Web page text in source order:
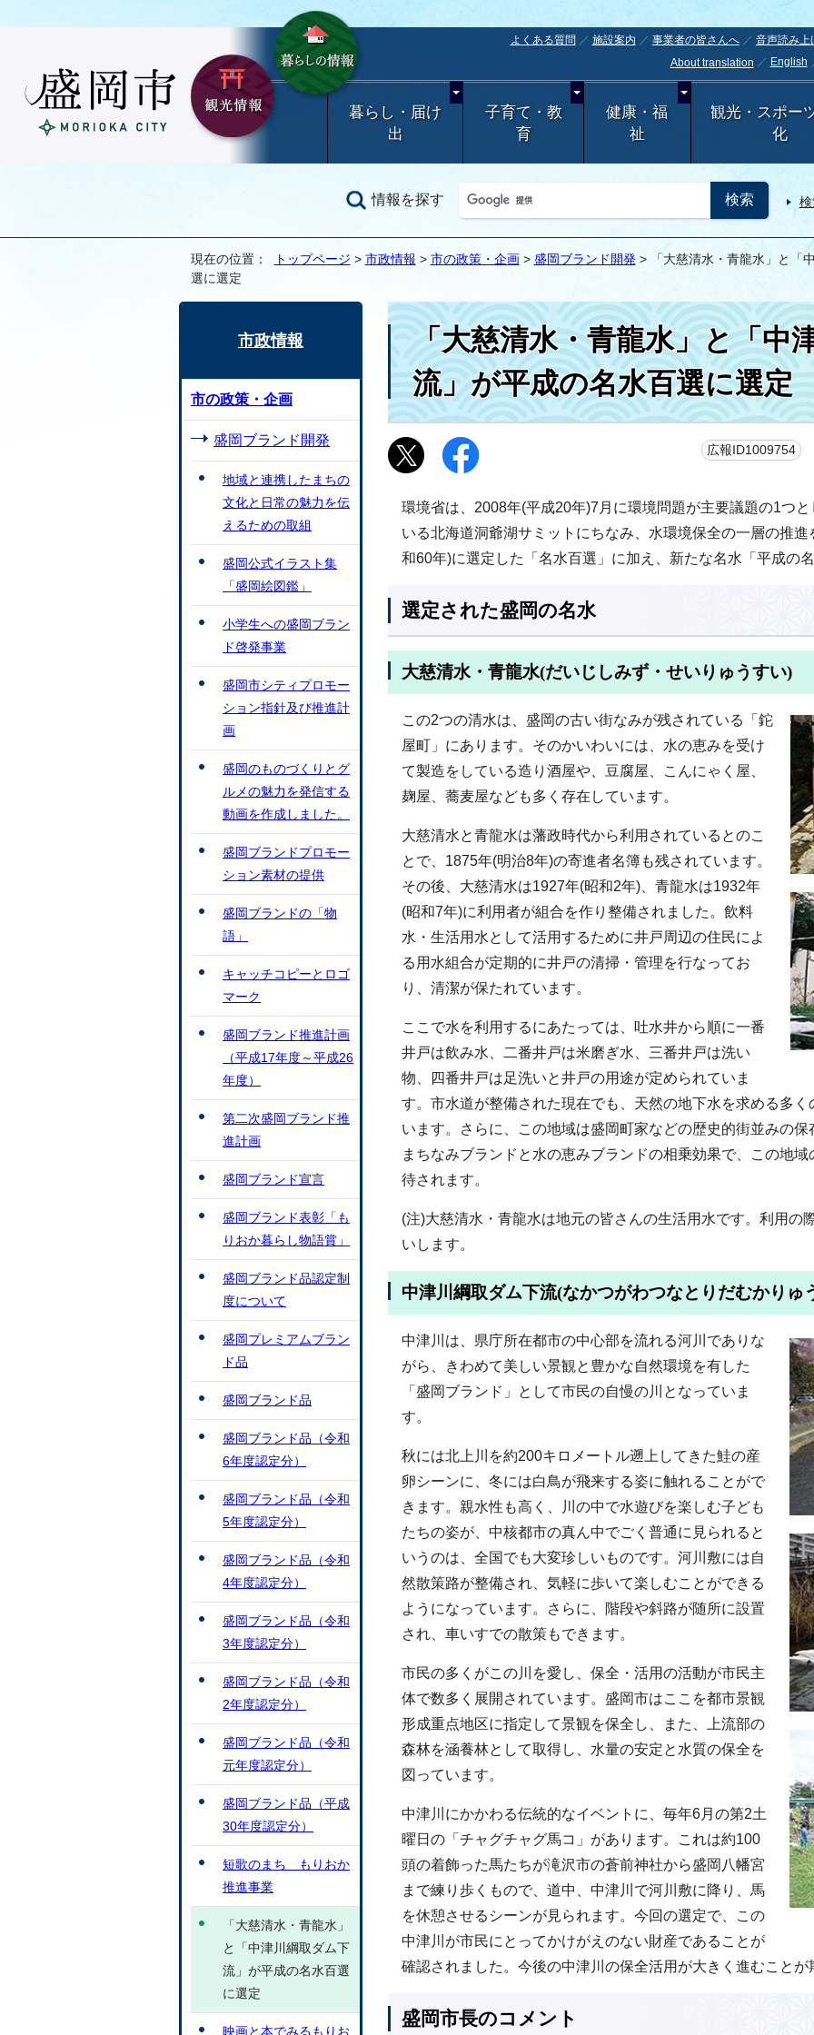
よくある質問 施設案内 事業者の皆さんへ
音声読み上
About translation
English
暮らし・届け
出
子育て・教
育
健康・福
祉
観光・スポー
化
情報を探す
現在の位置： トップページ > 市政情報 > 市の政策・企画> 盛岡ブランド開発 > 「大慈清水・青龍水」と「
選に選定
「大慈清水・青龍水」と「中
流」が平成の名水百選に選定
広報ID1009754
環境省は、2008年(平成20年)7月に環境問題が主要議題の1つ
いる北海道洞爺湖サミットにちなみ、水環境保全の一層の推
和60年)に選定した「名水百選」に加え、新たな名水「平成の
選定された盛岡の名水
大慈清水・青龍水(だいじしみず・せいりゅうすい)
この2つの清水は、盛岡の古い街なみが残されている「鉈
屋町」にあります。そのかいわいには、水の恵みを受け
て製造をしている造り酒屋や、豆腐屋、こんにゃく屋、
麹屋、蕎麦屋なども多く存在しています。
大慈清水と青龍水は藩政時代から利用されているとのこ
とで、1875年(明治8年)の寄進者名簿も残されています。
その後、大慈清水は1927年(昭和2年)、青龍水は1932年
(昭和7年)に利用者が組合を作り整備されました。飲料
水・生活用水として活用するために井戸周辺の住民によ
る用水組合が定期的に井戸の清掃・管理を行なってお
り、清潔が保たれています。
ここで水を利用するにあたっては、吐水井から順に一番
井戸は飲み水、二番井戸は米磨ぎ水、三番井戸は洗い
物、四番井戸は足洗いと井戸の用途が定められていま
す。市水道が整備された現在でも、天然の地下水を求める多
います。さらに、この地域は盛岡町家などの歴史的街並みの
まちなみブランドと水の恵みブランドの相乗効果で、この地
待されます。
(注)大慈清水・青龍水は地元の皆さんの生活用水です。利用の
いします。
中津川綱取ダム下流(なかつがわつなとりだむかりゅ
中津川は、県庁所在都市の中心部を流れる河川でありな
がら、きわめて美しい景観と豊かな自然環境を有した
「盛岡ブランド」として市民の自慢の川となっていま
す。
秋には北上川を約200キロメートル遡上してきた鮭の産
卵シーンに、冬には白鳥が飛来する姿に触れることがで
きます。親水性も高く、川の中で水遊びを楽しむ子ども
たちの姿が、中核都市の真ん中でごく普通に見られると
いうのは、全国でも大変珍しいものです。河川敷には自
然散策路が整備され、気軽に歩いて楽しむことができる
ようになっています。さらに、階段や斜路が随所に設置
され、車いすでの散策もできます。
市民の多くがこの川を愛し、保全・活用の活動が市民主
体で数多く展開されています。盛岡市はここを都市景観
形成重点地区に指定して景観を保全し、また、上流部の
森林を涵養林として取得し、水量の安定と水質の保全を
図っています。
中津川にかかわる伝統的なイベントに、毎年6月の第2土
曜日の「チャグチャグ馬コ」があります。これは約100
頭の着飾った馬たちが滝沢市の蒼前神社から盛岡八幡宮
まで練り歩くもので、道中、中津川で河川敷に降り、馬
を休憩させるシーンが見られます。今回の選定で、この
中津川が市民にとってかけがえのない財産であることが
確認されました。今後の中津川の保全活用が大きく進むことが
盛岡市長のコメント
市政情報
市の政策・企画
盛岡ブランド開発
地域と連携したまちの
文化と日常の魅力を伝
えるための取組
盛岡公式イラスト集
「盛岡絵図鑑」
小学生への盛岡ブラン
ド啓発事業
盛岡市シティプロモー
ション指針及び推進計
画
盛岡のものづくりとグ
ルメの魅力を発信する
動画を作成しました。
盛岡ブランドプロモー
ション素材の提供
盛岡ブランドの「物
語」
キャッチコピーとロゴ
マーク
盛岡ブランド推進計画
（平成17年度～平成26
年度）
第二次盛岡ブランド推
進計画
盛岡ブランド宣言
盛岡ブランド表彰「も
りおか暮らし物語賞」
盛岡ブランド品認定制
度について
盛岡プレミアムブラン
ド品
盛岡ブランド品
盛岡ブランド品（令和
6年度認定分）
盛岡ブランド品（令和
5年度認定分）
盛岡ブランド品（令和
4年度認定分）
盛岡ブランド品（令和
3年度認定分）
盛岡ブランド品（令和
2年度認定分）
盛岡ブランド品（令和
元年度認定分）
盛岡ブランド品（平成
30年度認定分）
短歌のまち もりおか
推進事業
「大慈清水・青龍水」
と「中津川綱取ダム下
流」が平成の名水百選
に選定
映画と本でみるもりお